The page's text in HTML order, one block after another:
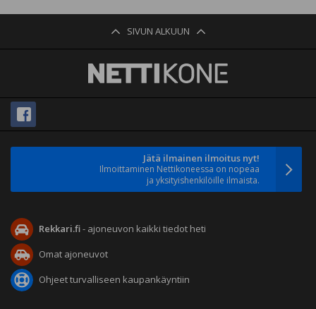
SIVUN ALKUUN
Jätä ilmainen ilmoitus nyt!
Ilmoittaminen Nettikoneessa on nopeaa
ja yksityishenkilöille ilmaista.
Rekkari.fi- ajoneuvon kaikki tiedot heti
Omat ajoneuvot
Ohjeet turvalliseen kaupankäyntiin